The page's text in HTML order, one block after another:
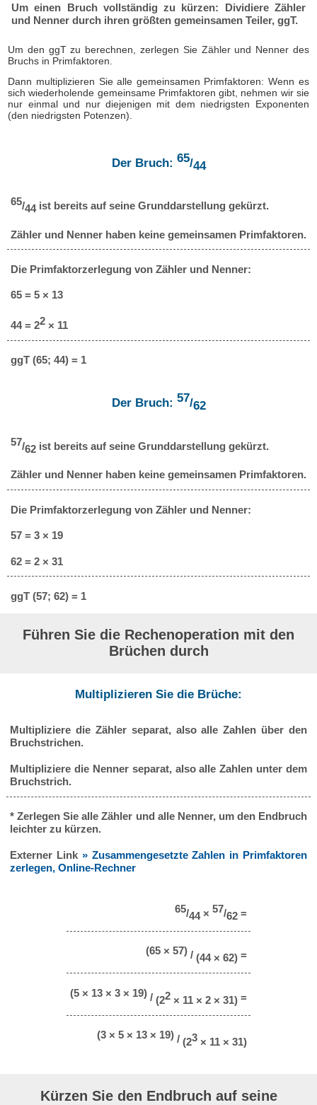
Um einen Bruch vollständig zu kürzen: Dividiere Zähler
und Nenner durch ihren größten gemeinsamen Teiler, ggT.
Um den ggT zu berechnen, zerlegen Sie Zähler und Nenner des
Bruchs in Primfaktoren.
Dann multiplizieren Sie alle gemeinsamen Primfaktoren: Wenn es
sich wiederholende gemeinsame Primfaktoren gibt, nehmen wir sie
nur einmal und nur diejenigen mit dem niedrigsten Exponenten
(den niedrigsten Potenzen).
Der Bruch: 65/44
65/44 ist bereits auf seine Grunddarstellung gekürzt.
Zähler und Nenner haben keine gemeinsamen Primfaktoren.
Die Primfaktorzerlegung von Zähler und Nenner:
65 = 5 × 13
44 = 22 × 11
ggT (65; 44) = 1
Der Bruch: 57/62
57/62 ist bereits auf seine Grunddarstellung gekürzt.
Zähler und Nenner haben keine gemeinsamen Primfaktoren.
Die Primfaktorzerlegung von Zähler und Nenner:
57 = 3 × 19
62 = 2 × 31
ggT (57; 62) = 1
Führen Sie die Rechenoperation mit den
Brüchen durch
Multiplizieren Sie die Brüche:
Multipliziere die Zähler separat, also alle Zahlen über den
Bruchstrichen.
Multipliziere die Nenner separat, also alle Zahlen unter dem
Bruchstrich.
* Zerlegen Sie alle Zähler und alle Nenner, um den Endbruch
leichter zu kürzen.
Externer Link » Zusammengesetzte Zahlen in Primfaktoren
zerlegen, Online-Rechner
65/44 × 57/62 =
(65 × 57) / (44 × 62) =
(5 × 13 × 3 × 19) / (22 × 11 × 2 × 31) =
(3 × 5 × 13 × 19) / (23 × 11 × 31)
Kürzen Sie den Endbruch auf seine